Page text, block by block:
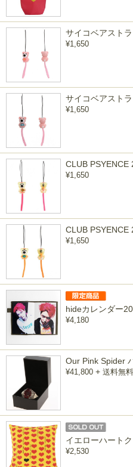
サイコベアスト
¥1,650
サイコベアスト
¥1,650
CLUB PSYENCE
¥1,650
CLUB PSYENCE
¥1,650
hideカレンダー
¥4,180
Our Pink Spider
¥41,800 + 送料無料
イエローハート
¥2,530